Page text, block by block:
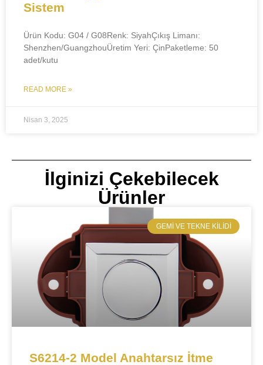
Sistem
Ürün Kodu:​​ G04 / G08​​Renk:​​ Siyah​​Çıkış Limanı:​​
Shenzhen/Guangzhou​​Üretim Yeri:​​ Çin​​Paketleme:​​ 50
adet/kutu​
READ MORE »
Nisan 3, 2025
İlginizi Çekebilecek
Ürünler
​GEMI VE TEKNE KILIDI​
S6214-2 Model Anahtarsız İtme